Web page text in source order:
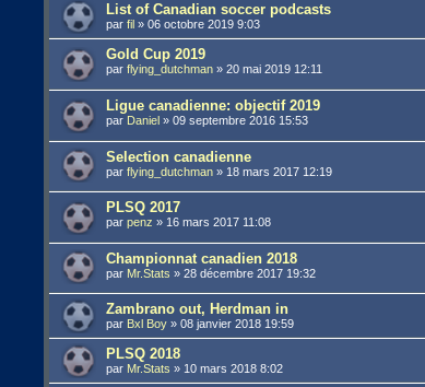
List of Canadian soccer podcasts
parfil »06 octobre 2019 9:03
Gold Cup 2019
parflying_dutchman »20 mai 2019 12:11
Ligue canadienne: objectif 2019
par Daniel »09 septembre 2016 15:53
Selection canadienne
parflying_dutchman » 18 mars 2017 12:19
PLSQ 2017
parpenz » 16 mars 2017 11:08
Championnat canadien 2018
par Mr.Stats »28 décembre 2017 19:32
Zambrano out, Herdman in
par Bxl Boy »08 janvier 2018 19:59
PLSQ 2018
par Mr.Stats »10 mars 2018 8:02